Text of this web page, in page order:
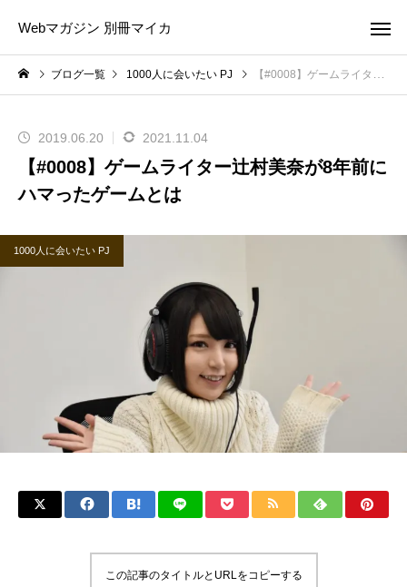
Webマガジン 別冊マイカ
ブログ一覧 1000人に会いたい PJ 【#0008】ゲームライター辻村美奈が8年前にハマったゲームとは
2019.06.20 2021.11.04
【#0008】ゲームライター辻村美奈が8年前に
ハマったゲームとは
1000人に会いたい PJ
この記事のタイトルとURLをコピーする